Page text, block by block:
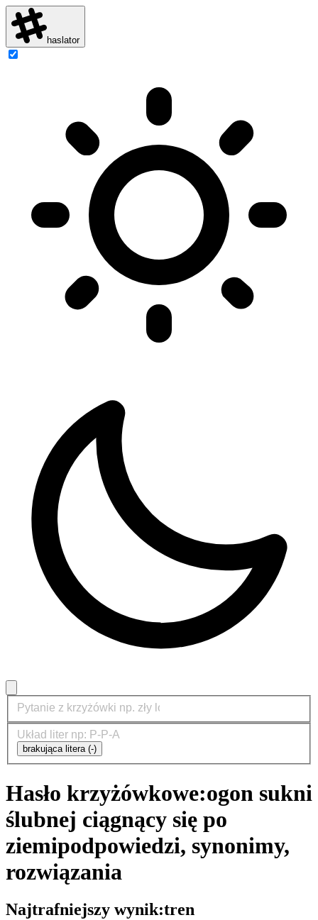
haslator
brakująca litera (-)
Hasło krzyżówkowe:ogon sukni
ślubnej ciągnący się po
ziemipodpowiedzi, synonimy,
rozwiązania
Najtrafniejszy wynik:tren